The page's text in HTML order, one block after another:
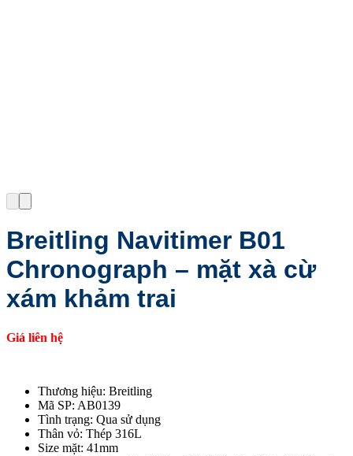
Breitling Navitimer B01
Chronograph – mặt xà cừ
xám khảm trai
Giá liên hệ
Thương hiệu: Breitling
Mã SP: AB0139
Tình trạng: Qua sử dụng
Thân vỏ: Thép 316L
Size mặt: 41mm